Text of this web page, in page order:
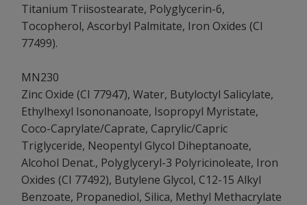
Titanium Triisostearate, Polyglycerin-6,
Tocopherol, Ascorbyl Palmitate, Iron Oxides (CI
77499).
MN230
Zinc Oxide (CI 77947), Water, Butyloctyl Salicylate,
Ethylhexyl Isononanoate, Isopropyl Myristate,
Coco-Caprylate/Caprate, Caprylic/Capric
Triglyceride, Neopentyl Glycol Diheptanoate,
Alcohol Denat., Polyglyceryl-3 Polyricinoleate, Iron
Oxides (CI 77492), Butylene Glycol, C12-15 Alkyl
Benzoate, Propanediol, Silica, Methyl Methacrylate